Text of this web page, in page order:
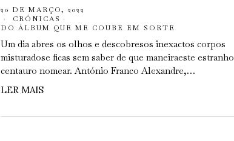
20 DE MARÇO, 2022
CRÓNICAS ·
DO ÁLBUM QUE ME COUBE EM SORTE
Um dia abres os olhos e descobresos inexactos corpos
misturadose ficas sem saber de que maneiraeste estranho
centauro nomear. António Franco Alexandre,…
LER MAIS